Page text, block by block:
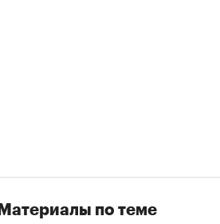
Материалы по теме